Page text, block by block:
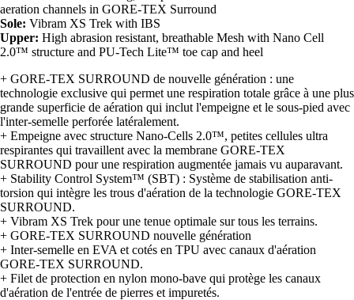
aeration channels in GORE-TEX Surround
Sole: Vibram XS Trek with IBS
Upper: High abrasion resistant, breathable Mesh with Nano Cell
2.0™ structure and PU-Tech Lite™ toe cap and heel
+ GORE-TEX SURROUND de nouvelle génération : une
technologie exclusive qui permet une respiration totale grâce à une plus
grande superficie de aération qui inclut l'empeigne et le sous-pied avec
l'inter-semelle perforée latéralement.
+ Empeigne avec structure Nano-Cells 2.0™, petites cellules ultra
respirantes qui travaillent avec la membrane GORE-TEX
SURROUND pour une respiration augmentée jamais vu auparavant.
+ Stability Control System™ (SBT) : Système de stabilisation anti-
torsion qui intègre les trous d'aération de la technologie GORE-TEX
SURROUND.
+ Vibram XS Trek pour une tenue optimale sur tous les terrains.
+ GORE-TEX SURROUND nouvelle génération
+ Inter-semelle en EVA et cotés en TPU avec canaux d'aération
GORE-TEX SURROUND.
+ Filet de protection en nylon mono-bave qui protège les canaux
d'aération de l'entrée de pierres et impuretés.